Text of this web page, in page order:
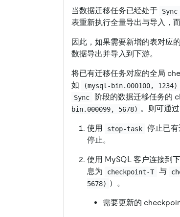
当数据迁移任务已经处于 Sync
表重新执行全量导出与导入，
因此，如果需要新增的表对应
数据导出并导入到下游。
将已有迁移任务对应的全局
如
(mysql-bin.000100, 1234)
Sync 阶段的数据迁移任务的
bin.000099, 5678) 。则可通
使用 stop-task
停止已
停止。
使用 MySQL 客户连接到
息为
checkpoint-T 与
5678) ）。
需要更新的